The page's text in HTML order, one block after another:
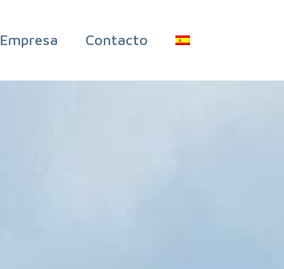
Empresa Contacto